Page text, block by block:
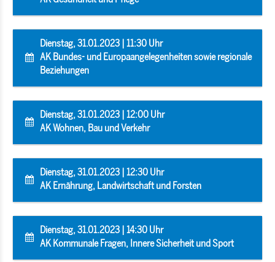
Dienstag, 31.01.2023 | 11:30 Uhr
AK Bundes- und Europaangelegenheiten sowie regionale
Beziehungen
Dienstag, 31.01.2023 | 12:00 Uhr
AK Wohnen, Bau und Verkehr
Dienstag, 31.01.2023 | 12:30 Uhr
AK Ernährung, Landwirtschaft und Forsten
Dienstag, 31.01.2023 | 14:30 Uhr
AK Kommunale Fragen, Innere Sicherheit und Sport